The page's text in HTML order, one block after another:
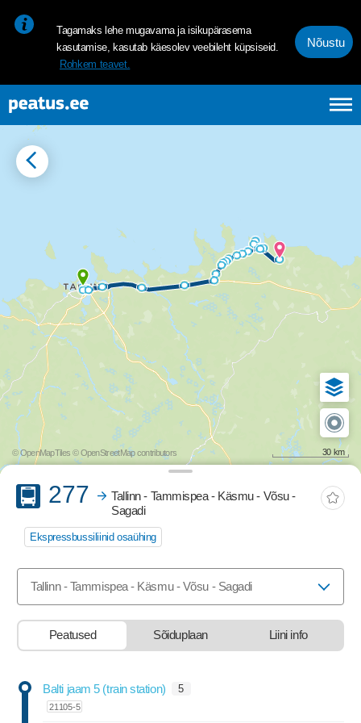
Tagamaks lehe mugavama ja isikupärasema
kasutamise, kasutab käesolev veebileht küpsiseid.
Rohkem teavet.
Nõustu
© OpenMapTiles © OpenStreetMap contributors 30 km
Buss
277
Tallinn - Tammispea - Käsmu - Võsu -
Sagadi
Ekspressbussiliinid osaühing
Tallinn - Tammispea - Käsmu - Võsu - Sagadi
Peatused Sõiduplaan Liini info
stop-list-update.sr-instructions
Balti jaam 5 (train station) 5
21105-5